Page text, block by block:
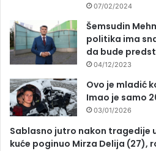
07/02/2024
Šemsudin
politika ima
da bude
04/12/2023
Ovo je mladić
Imao je samo
03/01/2026
Sablasno jutro nakon tragedije
kuće poginuo Mirza Delija (27),